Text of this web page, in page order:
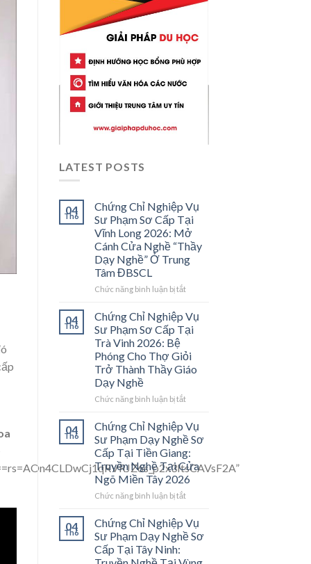
LATEST POSTS
04
Th6
Chứng Chỉ Nghiệp Vụ
Sư Phạm Sơ Cấp Tại
Vĩnh Long 2026: Mở
Cánh Cửa Nghề “Thầy
Dạy Nghề” Ở Trung
Tâm ĐBSCL
Chức năng bình luận bị tắtở
Chỉ
Nghiệp
Vụ
Phạm
Sơ
2026:
Mở
Cánh
Cửa
Nghề
Dạy
Ở
Trung
ĐBSCL
04
Th6
Chứng Chỉ Nghiệp Vụ
Sư Phạm Sơ Cấp Tại
Trà Vinh 2026: Bệ
Phóng Cho Thợ Giỏi
Trở Thành Thầy Giáo
Dạy Nghề
Chức năng bình luận bị tắtở
Chỉ
Nghiệp
Vụ
Sư
Phạm
Sơ
Cấp
Vinh
2026:
04
Th6
Chứng Chỉ Nghiệp Vụ
Sư Phạm Dạy Nghề Sơ
Cấp Tại Tiền Giang:
Truyền Nghề Tại Cửa
Ngõ Miền Tây 2026
Chức năng bình luận bị tắtở
Chỉ
Nghiệp
Vụ
04
Th6
Chứng Chỉ Nghiệp Vụ
Sư Phạm Dạy Nghề Sơ
Cấp Tại Tây Ninh: